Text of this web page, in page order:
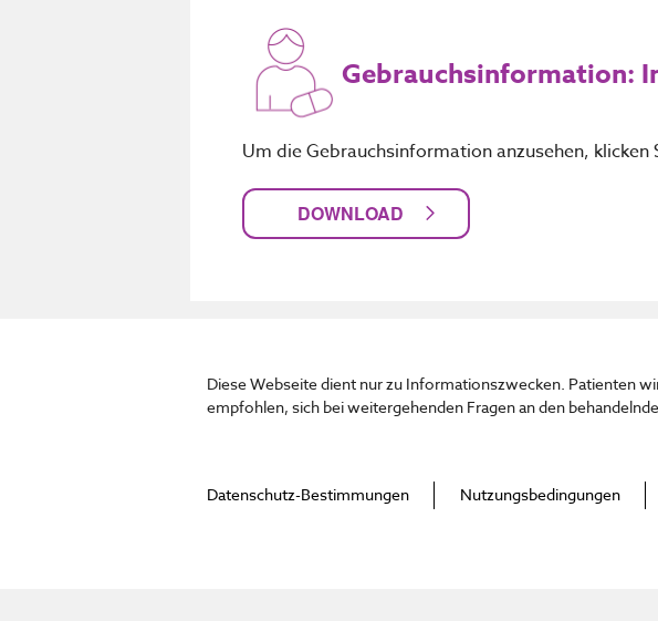
Gebrauchsinformation:
Um die Gebrauchsinformation anzusehen,
DOWNLOAD
Diese Webseite dient nur zu Informationszwecken. Patienten
empfohlen, sich bei weitergehenden Fragen an den
Datenschutz-Bestimmungen Nutzungsbedingungen